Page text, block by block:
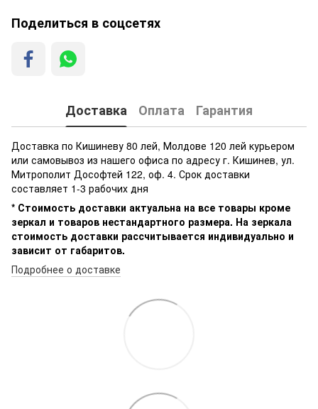
Поделиться в соцсетях
Доставка Оплата Гарантия
Доставка по Кишиневу 80 лей, Молдове 120 лей курьером
или самовывоз из нашего офиса по адресу г. Кишинев, ул.
Митрополит Дософтей 122, оф. 4. Срок доставки
составляет 1-3 рабочих дня
* Стоимость доставки актуальна на все товары кроме
зеркал и товаров нестандартного размера. На зеркала
стоимость доставки рассчитывается индивидуально и
зависит от габаритов.
Подробнее о доставке